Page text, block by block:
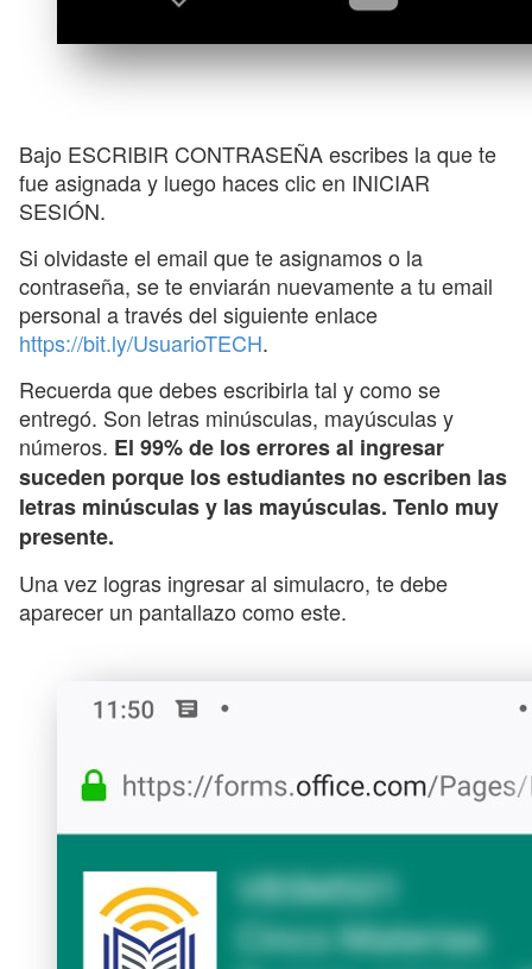
Bajo ESCRIBIR CONTRASEÑA escribes la que te
fue asignada y luego haces clic en INICIAR
SESIÓN.
Si olvidaste el email que te asignamos o la
contraseña, se te enviarán nuevamente a tu email
personal a través del siguiente enlace
https://bit.ly/UsuarioTECH.
Recuerda que debes escribirla tal y como se
entregó. Son letras minúsculas, mayúsculas y
números. El 99% de los errores al ingresar
suceden porque los estudiantes no escriben las
letras minúsculas y las mayúsculas. Tenlo muy
presente.
Una vez logras ingresar al simulacro, te debe
aparecer un pantallazo como este.